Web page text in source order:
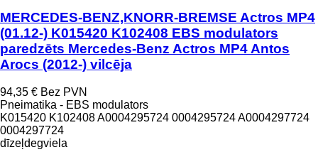
MERCEDES-BENZ,KNORR-BREMSE Actros MP4
(01.12-) K015420 K102408 EBS modulators
paredzēts Mercedes-Benz Actros MP4 Antos
Arocs (2012-) vilcēja
94,35 € Bez PVN
Pneimatika - EBS modulators
K015420 K102408 A0004295724 0004295724 A0004297724
0004297724
dīzeļdegviela